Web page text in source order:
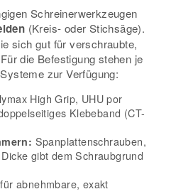
Schreinerwerkzeugen
(Kreis- oder Stichsäge).
sich gut für verschraubte,
die Befestigung stehen je
zur Verfügung:
High Grip, UHU por
Klebeband (CT-
Spanplattenschrauben,
gibt dem Schraubgrund
für abnehmbare, exakt